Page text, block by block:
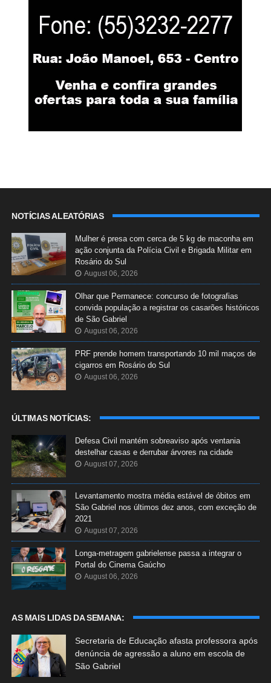
NOTÍCIAS ALEATÓRIAS
Mulher é presa com cerca de 5 kg de maconha em
ação conjunta da Polícia Civil e Brigada Militar em
Rosário do Sul
August 06, 2026
Olhar que Permanece: concurso de fotografias
convida população a registrar os casarões históricos
de São Gabriel
August 06, 2026
PRF prende homem transportando 10 mil maços de
cigarros em Rosário do Sul
August 06, 2026
ÚLTIMAS NOTÍCIAS:
Defesa Civil mantém sobreaviso após ventania
destelhar casas e derrubar árvores na cidade
August 07, 2026
Levantamento mostra média estável de óbitos em
São Gabriel nos últimos dez anos, com exceção de
2021
August 07, 2026
Longa-metragem gabrielense passa a integrar o
Portal do Cinema Gaúcho
August 06, 2026
AS MAIS LIDAS DA SEMANA:
Secretaria de Educação afasta professora após
denúncia de agressão a aluno em escola de
São Gabriel